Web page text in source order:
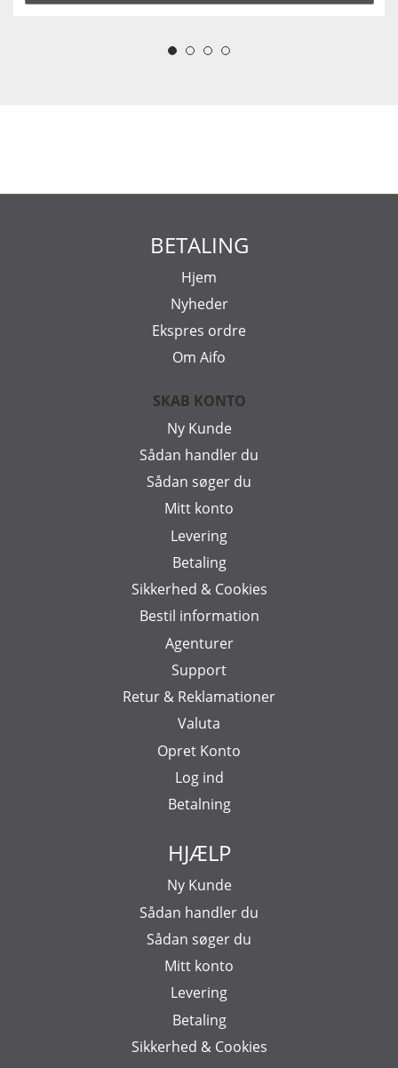
BETALING
Hjem
Nyheder
Ekspres ordre
Om Aifo
SKAB KONTO
Ny Kunde
Sådan handler du
Sådan søger du
Mitt konto
Levering
Betaling
Sikkerhed & Cookies
Bestil information
Agenturer
Support
Retur & Reklamationer
Valuta
Opret Konto
Log ind
Betalning
HJÆLP
Ny Kunde
Sådan handler du
Sådan søger du
Mitt konto
Levering
Betaling
Sikkerhed & Cookies